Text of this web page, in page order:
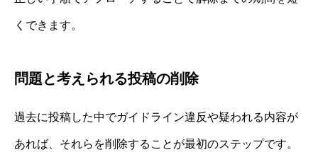
くできます。
問題と考えられる投稿の削除
過去に投稿した中でガイドライン違反や疑われる内容が
あれば、それらを削除することが最初のステップです。